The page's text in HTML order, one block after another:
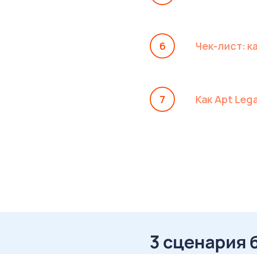
Чек-лист:
Как Apt
3 сценария